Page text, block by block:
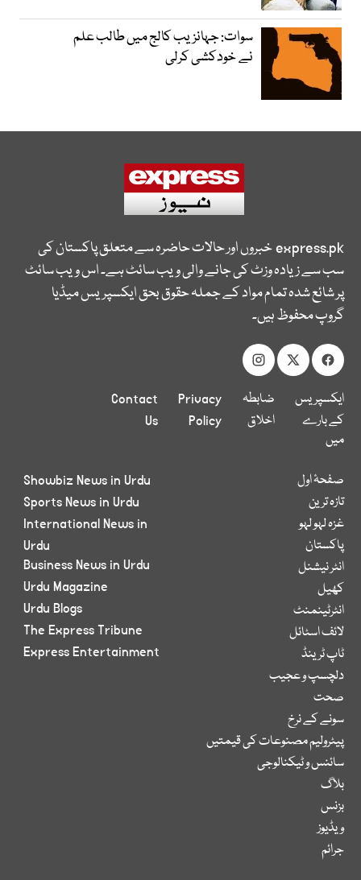
سوات: جہانزیب کالج میں طالب علم
نے خودکشی کرلی
express.pkخبروں اور حالات حاضرہ سے متعلق پاکستان کی
سب سے زیادہ وزٹ کی جانے والی ویب سائٹ ہے۔ اس ویب سائٹ
پر شائع شدہ تمام مواد کے جملہ حقوق بحق ایکسپریس میڈیا
گروپ محفوظ ہیں۔
ایکسپریس
کے بارے
میں
ضابطہ
اخلاق
Privacy
Policy
Contact
Us
صفحۂ اول
تازہ ترین
غزہ لہو لہو
پاکستان
انٹر نیشنل
کھیل
انٹرٹینمنٹ
لائف اسٹائل
ٹاپ ٹرینڈ
دلچسپ و عجیب
صحت
سونے کے نرخ
پیٹرولیم مصنوعات کی قیمتیں
سائنس و ٹیکنالوجی
بلاگ
بزنس
ویڈیوز
جرائم
Showbiz News in Urdu
Sports News in Urdu
International News in
Urdu
Business News in Urdu
Urdu Magazine
Urdu Blogs
The Express Tribune
Express Entertainment